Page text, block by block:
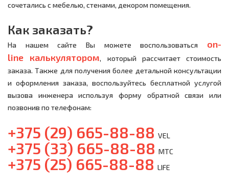
сочетались с мебелью, стенами, декором помещения.
Как заказать?
На нашем сайте Вы можете воспользоваться on-
line калькулятором, который рассчитает стоимость
заказа. Также для получения более детальной консультации
и оформления заказа, воспользуйтесь бесплатной услугой
вызова инженера используя форму обратной связи или
позвонив по телефонам:
+375 (29) 665-88-88 VEL
+375 (33) 665-88-88 МТС
+375 (25) 665-88-88 LIFE